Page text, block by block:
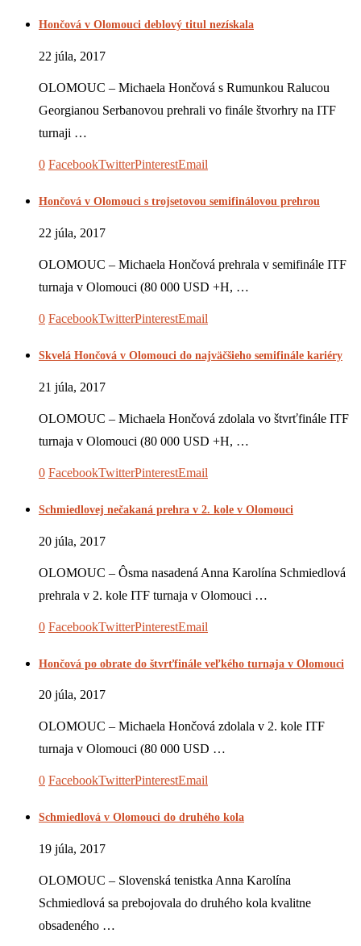
Hončová v Olomouci deblový titul nezískala
22 júla, 2017
OLOMOUC – Michaela Hončová s Rumunkou Ralucou
Georgianou Serbanovou prehrali vo finále štvorhry na ITF
turnaji …
0 FacebookTwitterPinterestEmail
Hončová v Olomouci s trojsetovou semifinálovou prehrou
22 júla, 2017
OLOMOUC – Michaela Hončová prehrala v semifinále ITF
turnaja v Olomouci (80 000 USD +H, …
0 FacebookTwitterPinterestEmail
Skvelá Hončová v Olomouci do najväčšieho semifinále kariéry
21 júla, 2017
OLOMOUC – Michaela Hončová zdolala vo štvrťfinále ITF
turnaja v Olomouci (80 000 USD +H, …
0 FacebookTwitterPinterestEmail
Schmiedlovej nečakaná prehra v 2. kole v Olomouci
20 júla, 2017
OLOMOUC – Ôsma nasadená Anna Karolína Schmiedlová
prehrala v 2. kole ITF turnaja v Olomouci …
0 FacebookTwitterPinterestEmail
Hončová po obrate do štvrťfinále veľkého turnaja v Olomouci
20 júla, 2017
OLOMOUC – Michaela Hončová zdolala v 2. kole ITF
turnaja v Olomouci (80 000 USD …
0 FacebookTwitterPinterestEmail
Schmiedlová v Olomouci do druhého kola
19 júla, 2017
OLOMOUC – Slovenská tenistka Anna Karolína
Schmiedlová sa prebojovala do druhého kola kvalitne
obsadeného …